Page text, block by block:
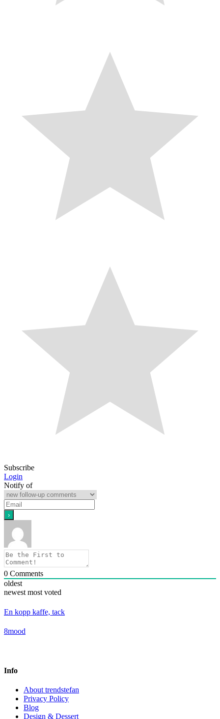
Subscribe
Login
Notify of
0 Comments
oldest
newest most voted
En kopp kaffe, tack
8mood
Info
About trendstefan
Privacy Policy
Blog
Design & Dessert